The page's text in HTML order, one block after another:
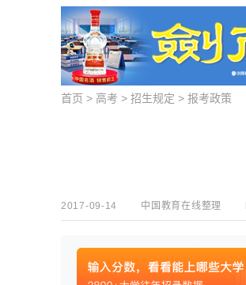
首页 > 高考 > 招生规定 > 报考政策
2017-09-14 中国教育在线整理